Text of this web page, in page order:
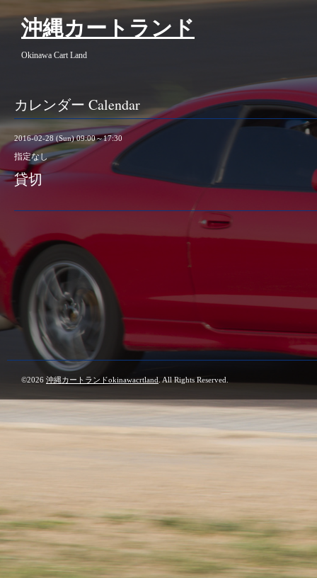
沖縄カートランド
Okinawa Cart Land
カレンダー Calendar
2016-02-28 (Sun) 09:00～17:30
指定なし
貸切
©2026 沖縄カートランドokinawacrtland . All Rights Reserved.